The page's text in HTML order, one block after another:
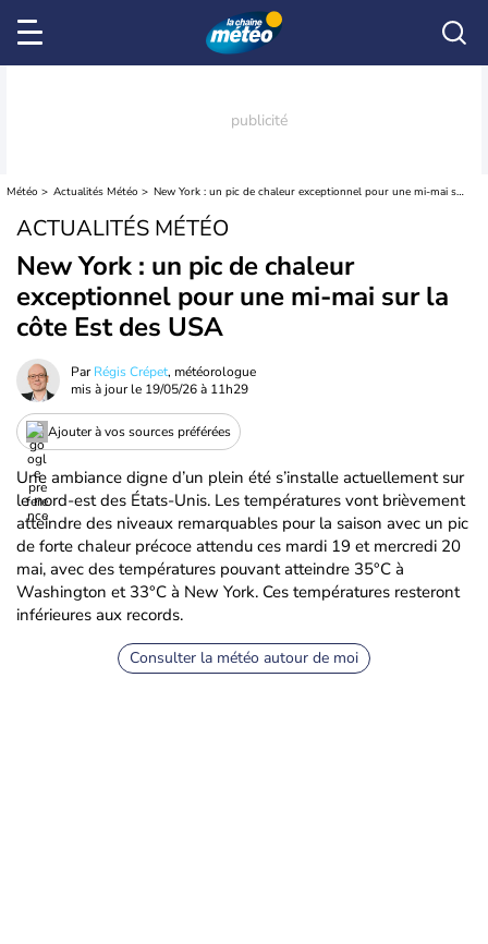
Météo Actualités Météo New York : un pic de chaleur exceptionnel pour une mi-mai sur la côte Est des USA
ACTUALITÉS MÉTÉO
New York : un pic de chaleur
exceptionnel pour une mi-mai sur la
côte Est des USA
ParRégis Crépet, météorologue
mis à jour le 19/05/26 à 11h29
Ajouter à vos sources préférées
Une ambiance digne d’un plein été s’installe actuellement sur
le nord-est des États-Unis. Les températures vont brièvement
atteindre des niveaux remarquables pour la saison avec un pic
de forte chaleur précoce attendu ces mardi 19 et mercredi 20
mai, avec des températures pouvant atteindre 35°C à
Washington et 33°C à New York. Ces températures resteront
inférieures aux records.
Consulter la météo autour de moi